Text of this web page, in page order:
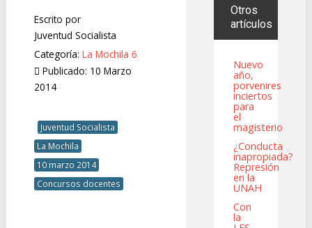
Escrito por
Juventud Socialista
Categoría: La Mochila 6
Publicado: 10 Marzo
2014
Juventud Socialista
La Mochila
10 marzo 2014
Concursos docentes
Otros
artículos
Nuevo
año,
porvenires
inciertos
para
el
magisterio
¿Conducta
inapropiada?
Represión
en la
UNAH
Con
la